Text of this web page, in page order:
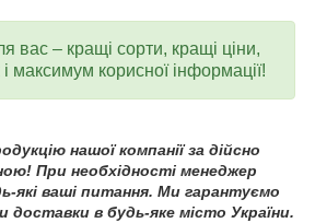
вас – кращі сорти, кращі ціни,
максимум корисної інформації!
нашої компанії за дійсно
При необхідності менеджер
які ваші питання. Ми гарантуємо
доставки в будь-яке місто України.